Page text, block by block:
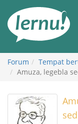
daftar
Forum
Tempat
Amuza, legebla